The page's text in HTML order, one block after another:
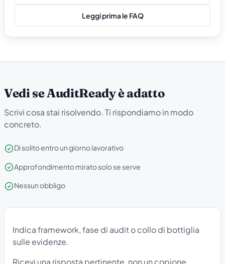
Leggi prima le FAQ
Vedi se AuditReady è adatto
Scrivi cosa stai risolvendo. Ti rispondiamo in modo
concreto.
Di solito entro un giorno lavorativo
Approfondimento mirato solo se serve
Nessun obbligo
Indica framework, fase di audit o collo di bottiglia
sulle evidenze.
Ricevi una risposta pertinente, non un copione